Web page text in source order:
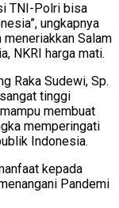
TNI-Polri bisa
ungkapnya
Salam
NKRI harga mati.
Raka Sudewi, Sp.
tinggi
membuat
memperingati
Indonesia.
kepada
Pandemi